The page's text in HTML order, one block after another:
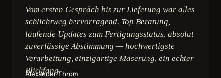
Vom ersten Gespräch bis zur Lieferung war alles
schlichtweg hervorragend. Top Beratung,
laufende Updates zum Fertigungsstatus, absolut
zuverlässige Abstimmung — hochwertigste
Verarbeitung, einzigartige Maserung, ein echter
Blickfang.
Alexander Throm